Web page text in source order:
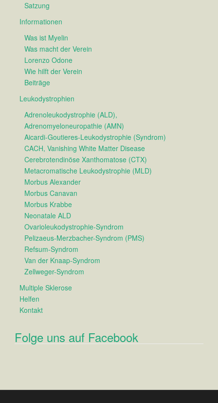
Satzung
Informationen
Was ist Myelin
Was macht der Verein
Lorenzo Odone
Wie hilft der Verein
Beiträge
Leukodystrophien
Adrenoleukodystrophie (ALD),
Adrenomyeloneuropathie (AMN)
Aicardi-Goutieres-Leukodystrophie (Syndrom)
CACH, Vanishing White Matter Disease
Cerebrotendinöse Xanthomatose (CTX)
Metacromatische Leukodystrophie (MLD)
Morbus Alexander
Morbus Canavan
Morbus Krabbe
Neonatale ALD
Ovarioleukodystrophie-Syndrom
Pelizaeus-Merzbacher-Syndrom (PMS)
Refsum-Syndrom
Van der Knaap-Syndrom
Zellweger-Syndrom
Multiple Sklerose
Helfen
Kontakt
Folge uns auf Facebook